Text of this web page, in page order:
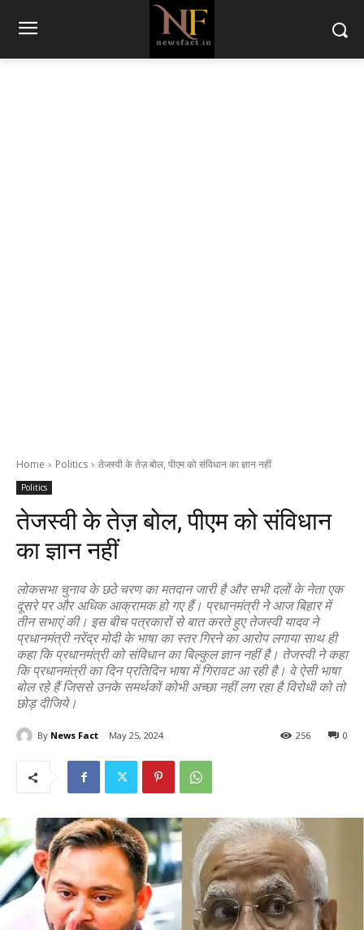
Home Politics तेजस्वी के तेज़ बोल, पीएम को संविधान का ज्ञान नहीं
Politics
तेजस्वी के तेज़ बोल, पीएम को संविधान
का ज्ञान नहीं
लोकसभा चुनाव के छठे चरण का मतदान जारी है और सभी दलों के नेता एक
दूसरे पर और अधिक आक्रामक हो गए हैं। प्रधानमंत्री ने आज बिहार में
तीन सभाएं की। इस बीच पत्रकारों से बात करते हुए तेजस्वी यादव ने
प्रधानमंत्री नरेंद्र मोदी के भाषा का स्तर गिरने का आरोप लगाया साथ ही
कहा कि प्रधानमंत्री को संविधान का बिल्कुल ज्ञान नहीं है। तेजस्वी ने कहा
कि प्रधानमंत्री का दिन प्रतिदिन भाषा में गिरावट आ रही है। वे ऐसी भाषा
बोल रहे हैं जिससे उनके समर्थकों कोभी अच्छा नहीं लग रहा है विरोधी को तो
छोड़ दीजिये।
By News Fact May 25, 2024 0
256